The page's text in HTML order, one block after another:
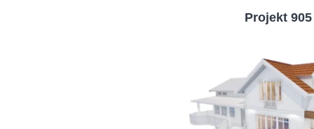
Projekt 905